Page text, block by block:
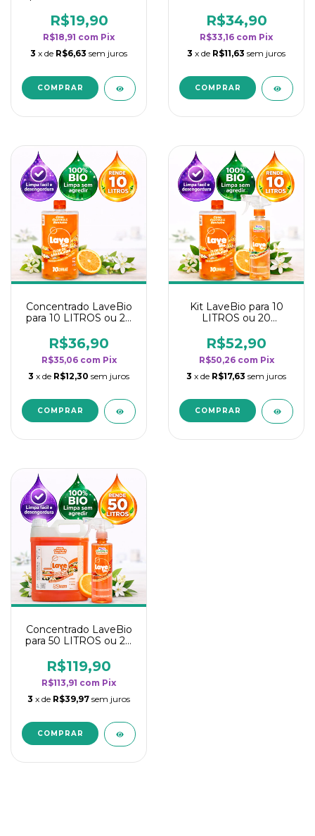
rendimento da
categoria - Flor de
Laranjeira
R$19,90
R$18,91 com Pix
3 x de R$6,63 sem juros
rendimento da
categoria - Flor de
Laranjeira
R$34,90
R$33,16 com Pix
3 x de R$11,63 sem juros
Concentrado LaveBio
para 10 LITROS ou 20
rendimento da
categoria - Flor de
Laranjeira
R$36,90
R$35,06 com Pix
3 x de R$12,30 sem juros
Kit LaveBio para 10
LITROS ou 20
rendimento da
categoria - Flor de
Laranjeira
R$52,90
R$50,26 com Pix
3 x de R$17,63 sem juros
Concentrado LaveBio
para 50 LITROS ou 20
rendimento da
categoria - Flor de
Laranjeira
R$119,90
R$113,91 com Pix
3 x de R$39,97 sem juros